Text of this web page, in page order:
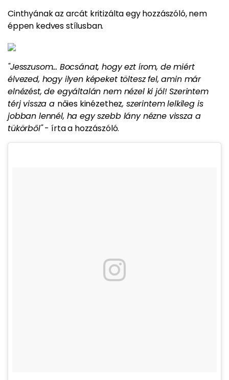
Cinthyának az arcát kritizálta egy hozzászóló, nem
éppen kedves stílusban.
"Jesszusom... Bocsánat, hogy ezt írom, de miért
élvezed, hogy ilyen képeket töltesz fel, amin már
elnézést, de egyáltalán nem nézel ki jól! Szerintem
térj vissza a nőies kinézethez, szerintem lelkileg is
jobban lennél, ha egy szebb lány nézne vissza a
tükörből"- írta a hozzászóló.